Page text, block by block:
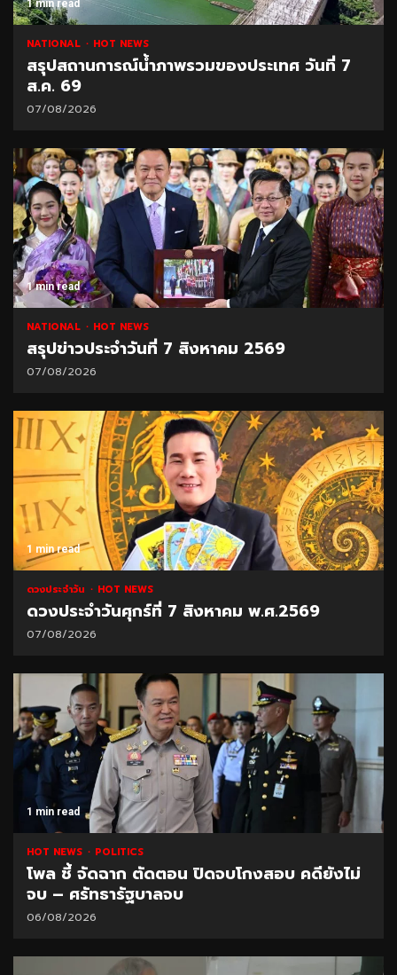
1 min read
NATIONAL HOT NEWS
สรุปสถานการณ์น้ำภาพรวมของประเทศ วันที่ 7
ส.ค. 69
07/08/2026
1 min read
NATIONAL HOT NEWS
สรุปข่าวประจำวันที่ 7 สิงหาคม 2569
07/08/2026
1 min read
ดวงประจำวัน HOT NEWS
ดวงประจำวันศุกร์ที่ 7 สิงหาคม พ.ศ.2569
07/08/2026
1 min read
HOT NEWS POLITICS
โพล ชี้ จัดฉาก ตัดตอน ปิดจบโกงสอบ คดียังไม่
จบ – ศรัทธารัฐบาลจบ
06/08/2026